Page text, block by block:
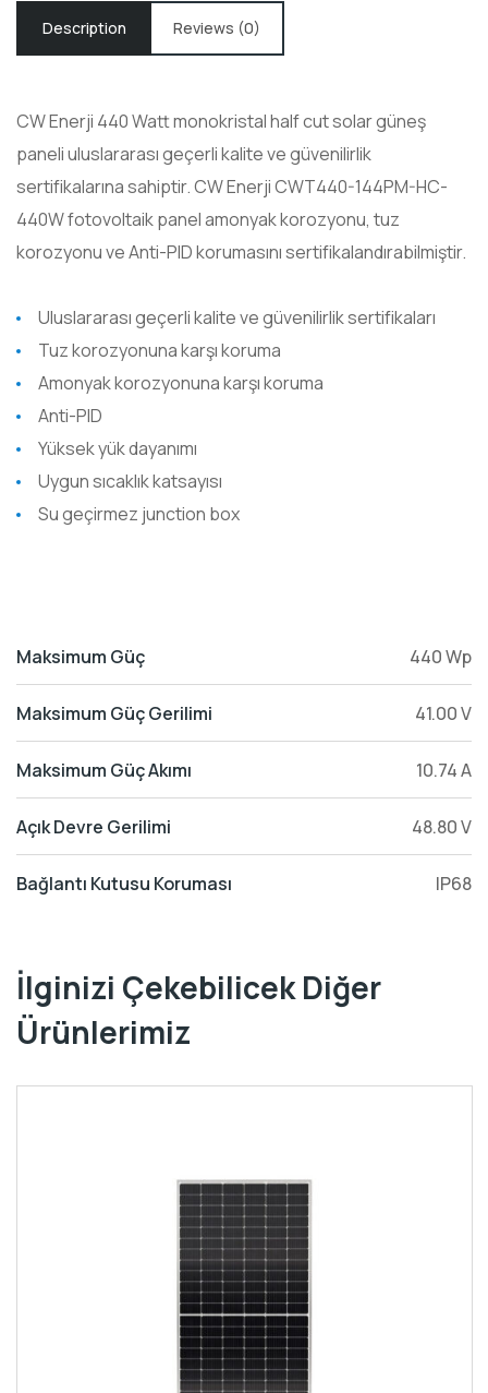
Description Reviews (0)
CW Enerji 440 Wattmonokristal half cutsolar güneş
paneli uluslararası geçerli kalite ve güvenilirlik
sertifikalarına sahiptir.CW Enerji CWT440-144PM-HC-
440Wfotovoltaikpanel amonyak korozyonu, tuz
korozyonu ve Anti-PID korumasını sertifikalandırabilmiştir.
Uluslararası geçerli kalite ve güvenilirlik sertifikaları
Tuz korozyonuna karşı koruma
Amonyak korozyonuna karşı koruma
Anti-PID
Yüksek yük dayanımı
Uygun sıcaklık katsayısı
Su geçirmez junction box
Maksimum Güç 440 Wp
Maksimum Güç Gerilimi 41.00 V
Maksimum Güç Akımı 10.74 A
Açık Devre Gerilimi 48.80 V
Bağlantı Kutusu Koruması IP68
İlginizi Çekebilicek Diğer
Ürünlerimiz